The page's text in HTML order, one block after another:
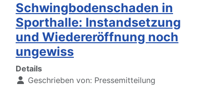
Schwingbodenschaden in
Sporthalle: Instandsetzung
und Wiedereröffnung noch
ungewiss
Details
Geschrieben von: Pressemitteilung